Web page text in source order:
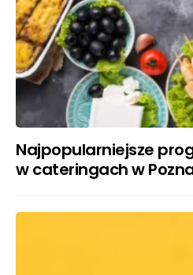
Najpopularniejsze
w cateringach w